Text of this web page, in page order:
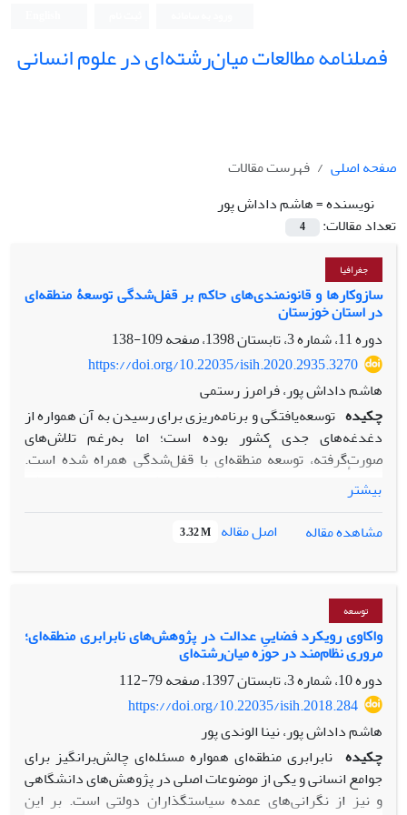
فصلنامه مطالعات میان‌رشته‌ای در علوم انسانی
صفحه اصلی
فهرست مقالات
نویسنده =هاشم داداش پور
تعداد مقالات:
4
جغرافیا
سازوکارها و قانونمندی‌های حاکم بر قفل‌شدگی توسعۀ منطقه‌ای
در استان خوزستان
دوره 11، شماره 3، تابستان 1398، صفحه
109-138
https://doi.org/10.22035/isih.2020.2935.3270
هاشم داداش پور، فرامرز رستمی
چکیده توسعه‌یافتگی و برنامه‌ریزی برای رسیدن به آن همواره از
دغدغه‌های جدی کشور بوده است؛ اما به‌رغم تلاش‌های
صورت‌گرفته، توسعهٔ منطقه‌ای با قفل‌شدگی همراه شده ‌است.
مسئلهٔ مقاله حاضر این است که چرا منطقه خوزستان با معضلات
دیرینی روبه‌رو است در حالی که منابع و ظرفیت بسیار بالای توسعه
را در خود داراست؟ برای پاسخ به این مسئله مدلی از
مکانیسم‌های مولّد بر اساس یک ایده برساخته شده ‌است،
به‌طوری که اگر آنها موجود باشند و به طریق مورد انتظار عمل کنند،
این مقاله در قالب پارادایم رئالیسم انتقادی از منطق پس‌کاوی
استفاده کرده است و علاوه بر تبیین، نگاهی انتقادی به موضوع
مورد بررسی دارد. مدل تبیینی حاصل از این تحقیق دارای یک
هسته (مفهوم استخراج) است که به دنبال خود پنج مفهوم دیگر را
ایجاد کرده است: زهکشی از منظر محیطی؛ انحصارخواهی از منظر
اقتصادی؛ تسلط مرکز در عین تفویض اختیار به پیرامون از منظر
سیاسی؛ هم‌سرنوشتی با جمع جبری صفر از منظر اجتماعی و
وابسته‌سازی از منظر فرهنگی؛ که در مجموع زیربنایی نافذ و
سبب‌ساز در تحولات منطقه را شکل داده‌اند و غلبه این تفکر بر
برنامه‌ریزی منطقه به مثابهٔ یک گفتمان میان‌رشته‌ای طی چنددهه
بیشتر
مشاهده مقاله
اصل مقاله 3.32 M
توسعه
واکاوی رویکرد فضاییِ عدالت در پژوهش‌های نابرابری‌ منطقه‌ای؛
مروری نظام‌مند در حوزه میان‌رشته‌ای
دوره 10، شماره 3، تابستان 1397، صفحه
79-112
https://doi.org/10.22035/isih.2018.284
هاشم داداش پور، نینا الوندی پور
چکیده نابرابری‌ منطقه‌ای همواره مسئله‌ای چالش‌برانگیز برای
جوامع انسانی و یکی از موضوعات اصلی در پژوهش‌های دانشگاهی
و نیز از نگرانی‌های عمده سیاستگذاران دولتی است. بر این